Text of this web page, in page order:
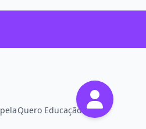
pelaQuero Educação